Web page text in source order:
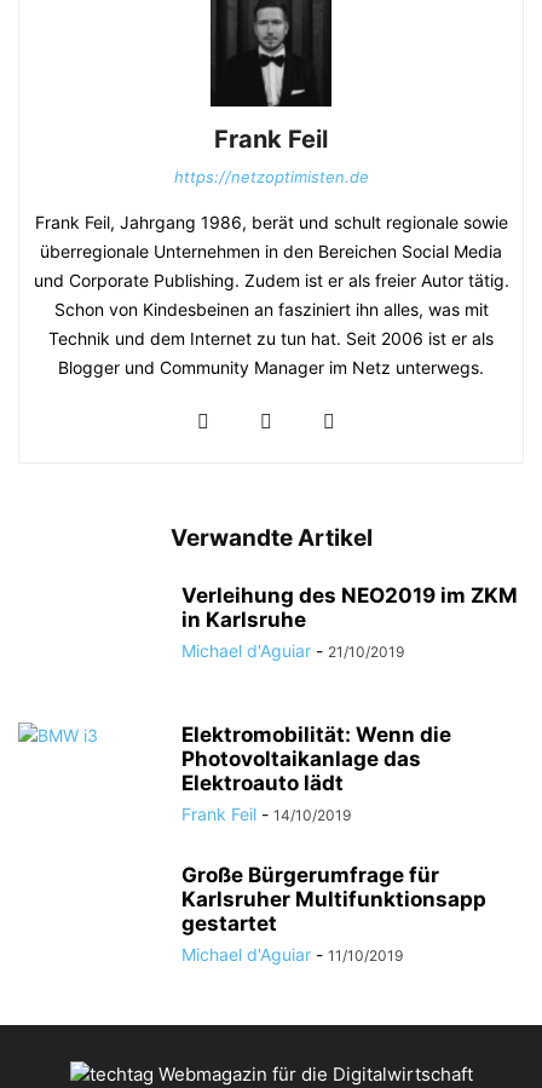
Frank Feil
https://netzoptimisten.de
Frank Feil, Jahrgang 1986, berät und schult regionale sowie
überregionale Unternehmen in den Bereichen Social Media
und Corporate Publishing. Zudem ist er als freier Autor tätig.
Schon von Kindesbeinen an fasziniert ihn alles, was mit
Technik und dem Internet zu tun hat. Seit 2006 ist er als
Blogger und Community Manager im Netz unterwegs.
Verwandte Artikel
Verleihung des NEO2019 im ZKM
in Karlsruhe
Michael d'Aguiar - 21/10/2019
Elektromobilität: Wenn die
Photovoltaikanlage das
Elektroauto lädt
Frank Feil - 14/10/2019
Große Bürgerumfrage für
Karlsruher Multifunktionsapp
gestartet
Michael d'Aguiar - 11/10/2019